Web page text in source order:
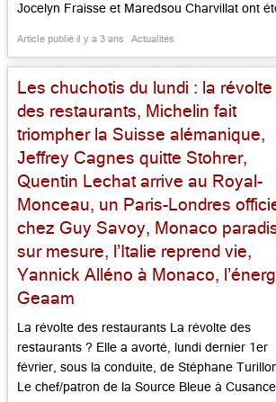
Jocelyn Fraisse et Maredsou Charvillat ont
Ayant oeuvré chez Xavier Beaudiment dans
ville natale, ayant voyagé en Australie, puis
perfectionné chez Jacques Chibois […]...
Article publié il y a 3 ans Actualités
Les chuchotis du lundi : la révolte
des restaurants, Michelin fait
triompher la Suisse alémanique,
Jeffrey Cagnes quitte Stohrer,
Quentin Lechat arrive au Royal-
Monceau, un Paris-Londres
chez Guy Savoy, Monaco
sur mesure, l’Italie reprend vie,
Yannick Alléno à Monaco,
Geaam
La révolte des restaurants La révolte des
restaurants ? Elle a avorté, lundi dernier 1er
février, sous la conduite, de Stéphane
Le chef/patron de la Source Bleue à Cusance